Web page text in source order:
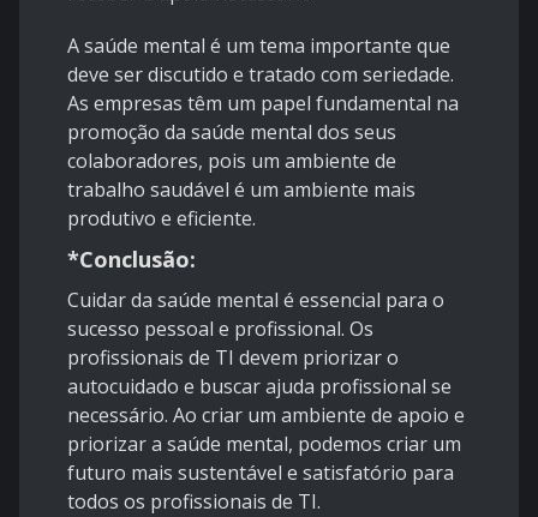
A saúde mental é um tema importante que
deve ser discutido e tratado com seriedade.
As empresas têm um papel fundamental na
promoção da saúde mental dos seus
colaboradores, pois um ambiente de
trabalho saudável é um ambiente mais
produtivo e eficiente.
*Conclusão:
Cuidar da saúde mental é essencial para o
sucesso pessoal e profissional. Os
profissionais de TI devem priorizar o
autocuidado e buscar ajuda profissional se
necessário. Ao criar um ambiente de apoio e
priorizar a saúde mental, podemos criar um
futuro mais sustentável e satisfatório para
todos os profissionais de TI.